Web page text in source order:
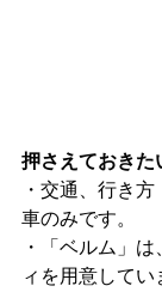
押さえておきた
・交通、行き方
車のみです。
・「ベルム」
ィを用意して